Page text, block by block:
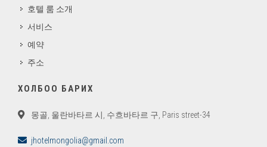
호텔 룸 소개
서비스
예약
주소
ХОЛБОО БАРИХ
몽골, 울란바타르 시, 수흐바타르 구, Paris street-34
jhotelmongolia@gmail.com